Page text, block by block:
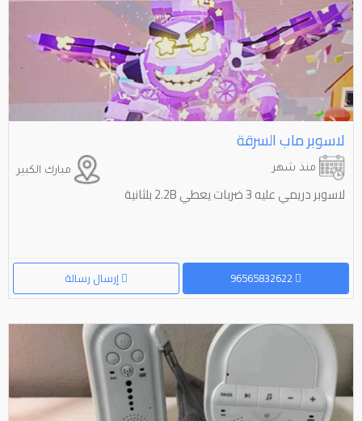
لاسوبر ماب السرقة
مبارك الكبير منذ شهر
لاسوبر دريمي عليه 3 ضربات يعطي 2.2B بلثانية
إرسال رسالة